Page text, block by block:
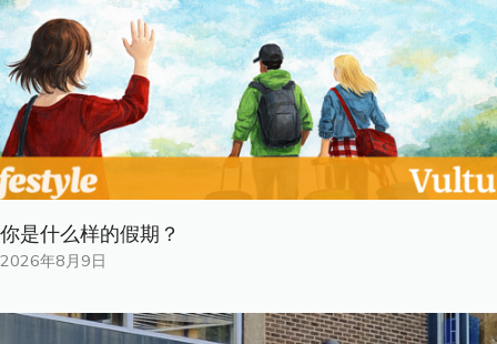
你是什​​么样的假期？
2026年8月9日